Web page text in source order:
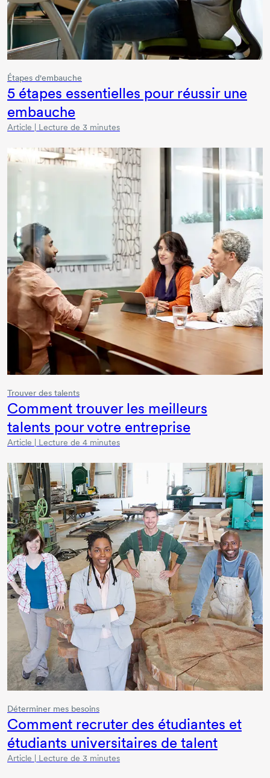
Étapes d'embauche
5 étapes essentielles pour réussir une
embauche
Article | Lecture de 3 minutes
Trouver des talents
Comment trouver les meilleurs
talents pour votre entreprise
Article | Lecture de 4 minutes
Déterminer mes besoins
Comment recruter des étudiantes et
étudiants universitaires de talent
Article | Lecture de 3 minutes